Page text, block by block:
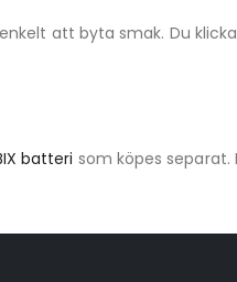
att byta smak. Du
batteri som köpes